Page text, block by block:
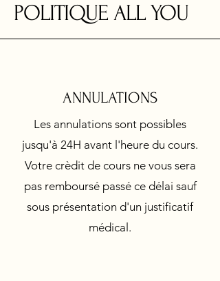
POLITIQUE ALL YOU
ANNULATIONS
Les annulations sont possibles
jusqu'à 24H avant l'heure du cours.
Votre crèdit de cours ne vous sera
pas remboursé passé ce délai sauf
sous présentation d'un justificatif
médical.